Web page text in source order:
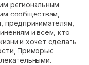
региональным
сообществам,
предпринимателям,
и всем, кто
и хочет сделать
Приморью